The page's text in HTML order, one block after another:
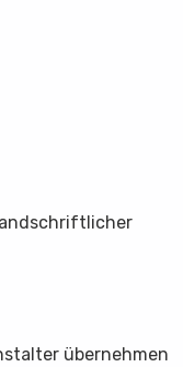
übernehmen